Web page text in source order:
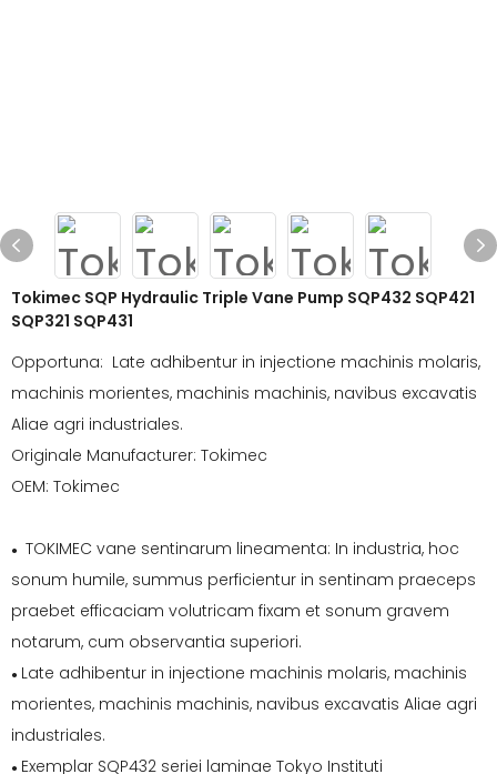
Tokimec SQP Hydraulic Triple Vane Pump SQP432 SQP421
SQP321 SQP431
Opportuna: Late adhibentur in injectione machinis molaris,
machinis morientes, machinis machinis, navibus excavatis
Aliae agri industriales.
Originale Manufacturer: Tokimec
OEM: Tokimec
● TOKIMEC vane sentinarum lineamenta: In industria, hoc
sonum humile, summus perficientur in sentinam praeceps
praebet efficaciam volutricam fixam et sonum gravem
notarum, cum observantia superiori.
● Late adhibentur in injectione machinis molaris, machinis
morientes, machinis machinis, navibus excavatis Aliae agri
industriales.
● Exemplar SQP432 seriei laminae Tokyo Instituti